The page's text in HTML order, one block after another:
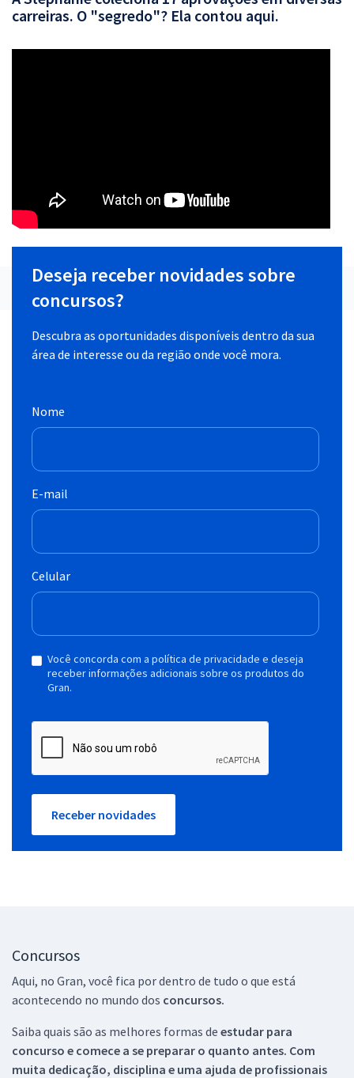
carreiras. O "segredo"? Ela contou aqui.
Deseja receber novidades sobre
concursos?
Descubra as oportunidades disponíveis dentro da sua
área de interesse ou da região onde você mora.
Nome
E-mail
Celular
Você concorda com a política de privacidade e deseja
receber informações adicionais sobre os produtos do
Gran.
Receber novidades
Concursos
Aqui, no Gran, você fica por dentro de tudo o que está
acontecendo no mundo dos concursos.
Saiba quais são as melhores formas de estudar para
concurso e comece a se preparar o quanto antes. Com
muita dedicação, disciplina e uma ajuda de profissionais